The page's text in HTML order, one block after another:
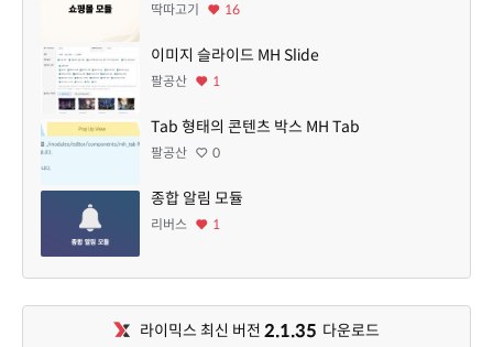
딱따고기 16
이미지 슬라이드 MH Slide
팔공산 1
Tab 형태의 콘텐츠 박스 MH Tab
팔공산 0
종합 알림 모듈
리버스 1
라이믹스 최신 버전 2.1.35 다운로드